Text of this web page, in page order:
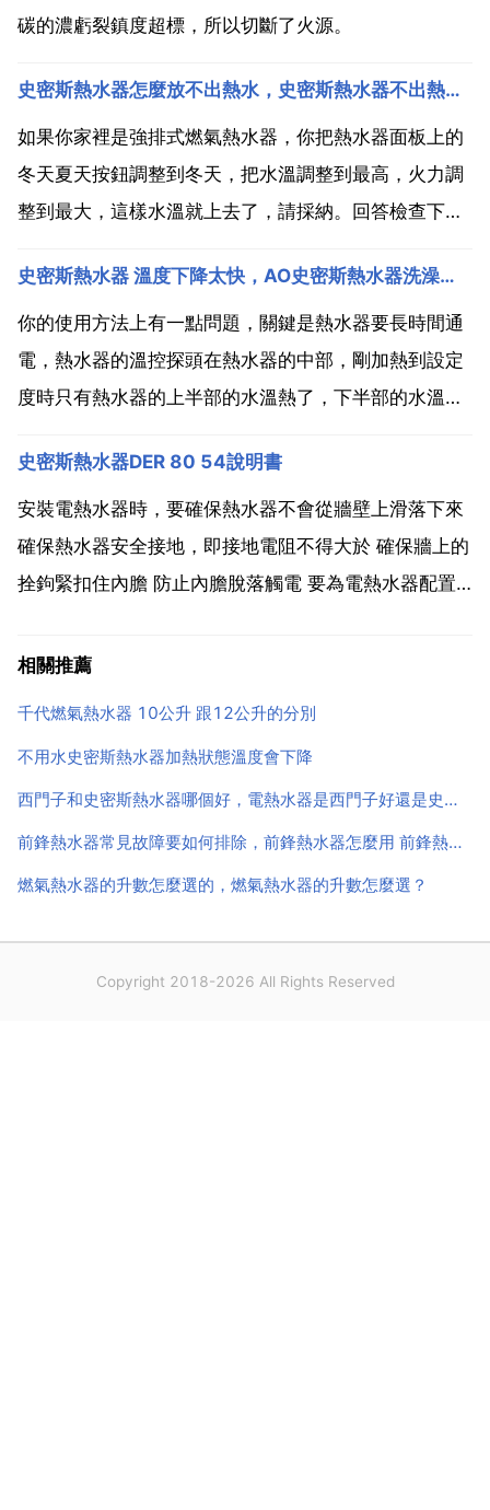
碳的濃虧裂鎮度超標，所以切斷了火源。
史密斯熱水器怎麼放不出熱水，史密斯熱水器不出熱水怎麼辦？
如果你家裡是強排式燃氣熱水器，你把熱水器面板上的
冬天夏天按鈕調整到冬天，把水溫調整到最高，火力調
整到最大，這樣水溫就上去了，請採納。回答檢查下熱
電熱水器的時候在溫度的調節上調到了最低，或者沒調
節，這樣就根本不會出熱水。2 電熱水器的電源顯示是
否亮，如果...
史密斯熱水器 溫度下降太快，AO史密斯熱水器洗澡，為什麼很快溫度就下降變冷了？
你的使用方法上有一點問題，關鍵是熱水器要長時間通
電，熱水器的溫控探頭在熱水器的中部，剛加熱到設定
度時只有熱水器的上半部的水溫熱了，下半部的水溫還
筒水才能都熱，這個過程是自動的，如同使用冰箱的道
理一樣 熱水器的有效容積才能充分利用，所以電熱水器
不是隨開隨...
史密斯熱水器DER 80 54說明書
安裝電熱水器時，要確保熱水器不會從牆壁上滑落下來
確保熱水器安全接地，即接地電阻不得大於 確保牆上的
拴鉤緊扣住內膽 防止內膽脫落觸電 要為電熱水器配置
口不能加裝閥門或規定外的任何接頭，否則會影響熱水
相關推薦
千代燃氣熱水器 10公升 跟12公升的分別
不用水史密斯熱水器加熱狀態溫度會下降
西門子和史密斯熱水器哪個好，電熱水器是西門子好還是史密斯好？
前鋒熱水器常見故障要如何排除，前鋒熱水器怎麼用 前鋒熱水器的故障處理
燃氣熱水器的升數怎麼選的，燃氣熱水器的升數怎麼選？
Copyright 2018-2026 All Rights Reserved